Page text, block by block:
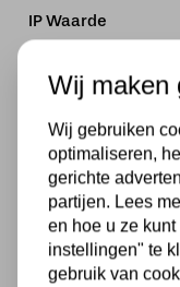
IP Waarde
Breedte in MM
Diepte in MM
Hoogte in MM
Wij maken
Wij gebruiken
optimaliseren,
gerichte
partijen. Lees
en hoe u ze
instellingen" te
gebruik van